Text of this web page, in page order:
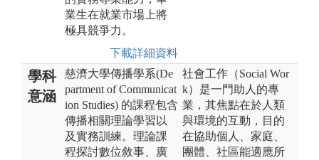
業生在就業市場上將
極具競爭力。
下載詳細資料
學科
意涵
慈濟大學傳播學系(De
partment of Communicat
ion Studies) 的課程包含
傳播相關理論學習以
及實務訓練。理論課
程探討數位敘事、廣
社會工作（Social Wor
k）是一門助人的專
業，其焦點在於人類
與環境的互動，目的
在協助個人、家庭、
團體、社區能適應所